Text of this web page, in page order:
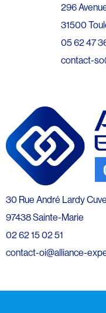
296
31500
05 62 47
contact-
30 Rue André Lardy
97438 Sainte-Marie
02 62 15 02 51
contact-oi@alliance-